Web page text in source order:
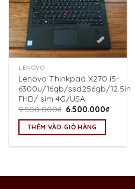
LENOVO
Lenovo Thinkpad X270 i5-
6300u/16gb/ssd256gb/12.5in
FHD/ sim 4G/USA
9.500.000₫ Giá
là:
9.500.000₫.
6.500.000₫Giá
THÊM VÀO GIỎ HÀNG